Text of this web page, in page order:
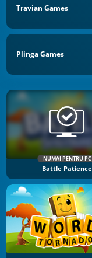
Travian Games
Plinga Games
NUMAI PENTRU PC
Battle Patience